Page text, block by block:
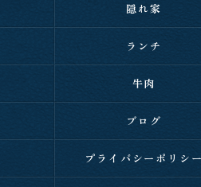
隠れ家
ランチ
牛肉
ブログ
プライバシーポリシ